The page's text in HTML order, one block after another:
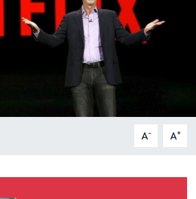
A- A+